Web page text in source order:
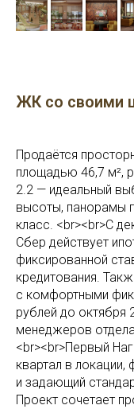
ЖК со своими
Продаётся
площадью 46,7 м²,
2.2 — идеальный
высоты, панорамы
класс. <br><br>С
Сбер действует
фиксированной
кредитования.
с комфортными
рублей до октября
менеджеров
<br><br>Первый
квартал в
и задающий
Проект сочетает